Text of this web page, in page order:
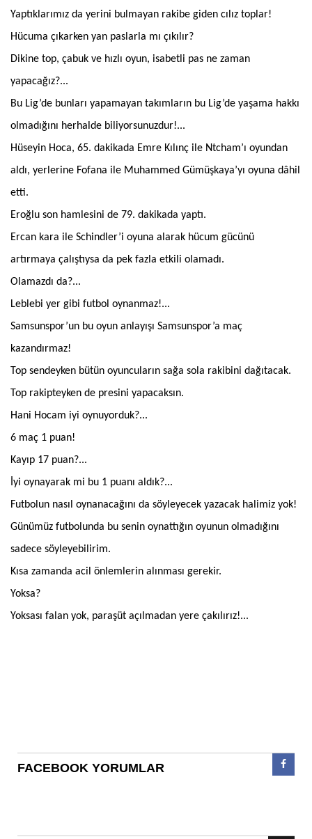
Yaptıklarımız da yerini bulmayan rakibe giden cılız toplar!
Hücuma çıkarken yan paslarla mı çıkılır?
Dikine top, çabuk ve hızlı oyun, isabetli pas ne zaman
yapacağız?...
Bu Lig’de bunları yapamayan takımların bu Lig’de yaşama hakkı
olmadığını herhalde biliyorsunuzdur!...
Hüseyin Hoca, 65. dakikada Emre Kılınç ile Ntcham’ı oyundan
aldı, yerlerine Fofana ile Muhammed Gümüşkaya’yı oyuna dâhil
etti.
Eroğlu son hamlesini de 79. dakikada yaptı.
Ercan kara ile Schindler’i oyuna alarak hücum gücünü
artırmaya çalıştıysa da pek fazla etkili olamadı.
Olamazdı da?...
Leblebi yer gibi futbol oynanmaz!...
Samsunspor’un bu oyun anlayışı Samsunspor’a maç
kazandırmaz!
Top sendeyken bütün oyuncuların sağa sola rakibini dağıtacak.
Top rakipteyken de presini yapacaksın.
Hani Hocam iyi oynuyorduk?...
6 maç 1 puan!
Kayıp 17 puan?...
İyi oynayarak mi bu 1 puanı aldık?...
Futbolun nasıl oynanacağını da söyleyecek yazacak halimiz yok!
Günümüz futbolunda bu senin oynattığın oyunun olmadığını
sadece söyleyebilirim.
Kısa zamanda acil önlemlerin alınması gerekir.
Yoksa?
Yoksası falan yok, paraşüt açılmadan yere çakılırız!...
FACEBOOK YORUMLAR